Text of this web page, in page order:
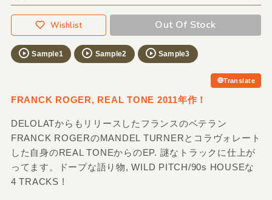
Wishlist Out Of Stock
Sample1 Sample2 Sample3
Translate
FRANCK ROGER, REAL TONE 2011年作！
DELOLATからもリリースしたフランスのベテラン
FRANCK ROGERのMANDEL TURNERとコラヴォレート
した自身のREAL TONEからのEP. 謎なトラックに仕上が
ってます。ドープな語り物, WILD PITCH/90s HOUSEな
4 TRACKS !